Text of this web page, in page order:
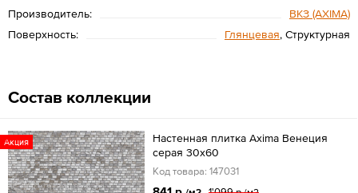
Производитель:
ВКЗ (AXIMA)
Поверхность:
Глянцевая, Структурная
Состав коллекции
Акция
Настенная плитка Axima Венеция
серая 30x60
Код товара: 147031